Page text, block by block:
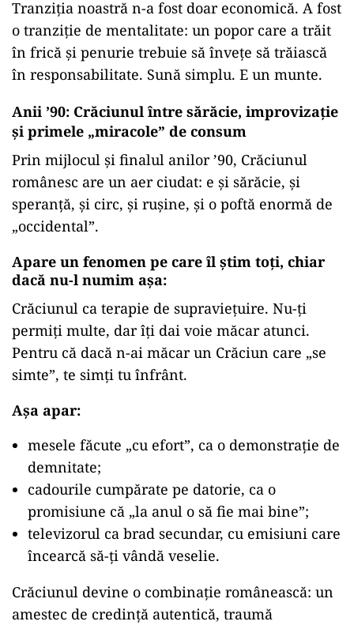
Tranziția noastră n-a fost doar economică. A fost
o tranziție de mentalitate: un popor care a trăit
în frică și penurie trebuie să învețe să trăiască
în responsabilitate. Sună simplu. E un munte.
Anii ’90: Crăciunul între sărăcie, improvizație
și primele „miracole” de consum
Prin mijlocul și finalul anilor ’90, Crăciunul
românesc are un aer ciudat: e și sărăcie, și
speranță, și circ, și rușine, și o poftă enormă de
„occidental”.
Apare un fenomen pe care îl știm toți, chiar
dacă nu-l numim așa:
Crăciunul ca terapie de supraviețuire. Nu-ți
permiți multe, dar îți dai voie măcar atunci.
Pentru că dacă n-ai măcar un Crăciun care „se
simte”, te simți tu înfrânt.
Așa apar:
mesele făcute „cu efort”, ca o demonstrație de
demnitate;
cadourile cumpărate pe datorie, ca o
promisiune că „la anul o să fie mai bine”;
televizorul ca brad secundar, cu emisiuni care
încearcă să-ți vândă veselie.
Crăciunul devine o combinație românească: un
amestec de credință autentică, traumă